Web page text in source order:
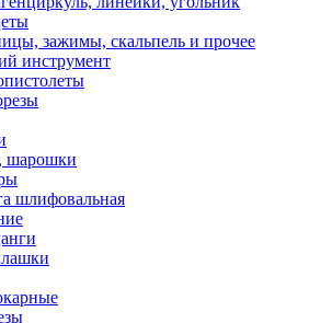
зажимы, скальпель и прочее
инструмент
шарошки
шлифовальная